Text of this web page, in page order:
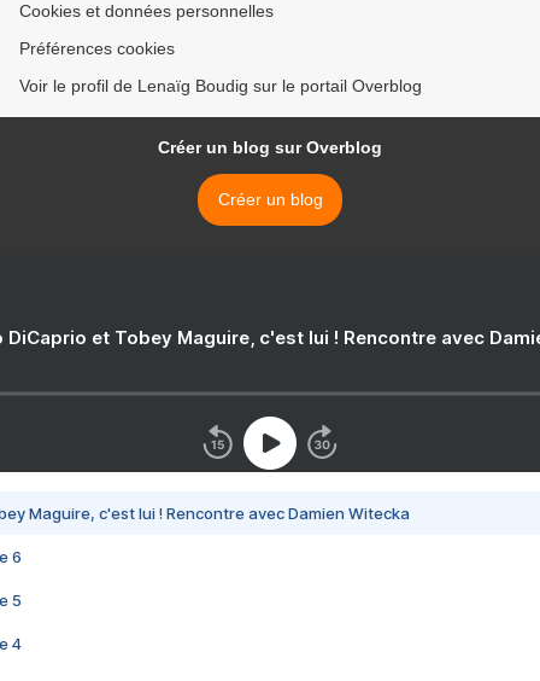
Cookies et données personnelles
Préférences cookies
Voir le profil de Lenaïg Boudig sur le portail Overblog
Créer un blog sur Overblog
Créer un blog
DiCaprio et Tobey Maguire, c'est lui ! Rencontre avec
Maguire, c'est lui ! Rencontre avec Damien Witecka
6
5
4